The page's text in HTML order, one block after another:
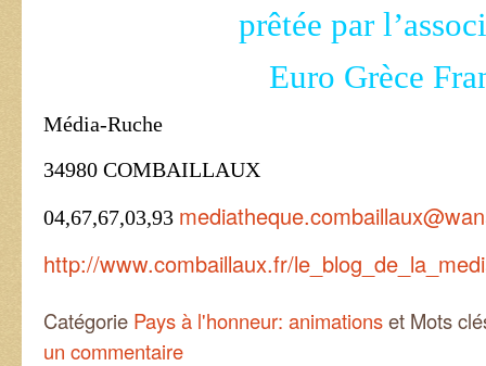
prêtée par
Euro Grèce
Média-Ruche
34980 COMBAILLAUX
04,67,67,03,93
http://www.combaillaux.fr/
Catégorie Pays à l'honneur: animationset Mots
un commentaire